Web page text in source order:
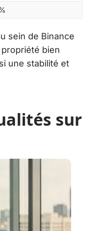
sein de Binance
bien
une stabilité et
sur